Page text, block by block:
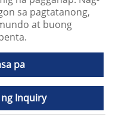
sa pagtatanong,
at buong
pa
Inquiry